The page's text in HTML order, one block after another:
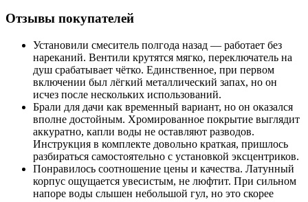
Отзывы покупателей
Установили смеситель полгода назад — работает без
нареканий. Вентили крутятся мягко, переключатель на
душ срабатывает чётко. Единственное, при первом
включении был лёгкий металлический запах, но он
исчез после нескольких использований.
Брали для дачи как временный вариант, но он оказался
вполне достойным. Хромированное покрытие выглядит
аккуратно, капли воды не оставляют разводов.
Инструкция в комплекте довольно краткая, пришлось
разбираться самостоятельно с установкой эксцентриков.
Понравилось соотношение цены и качества. Латунный
корпус ощущается увесистым, не люфтит. При сильном
напоре воды слышен небольшой гул, но это скорее